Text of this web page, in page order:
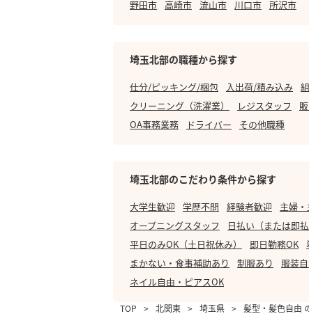
野田市 高崎市 流山市 川口市 所沢市
埼玉北部の職種から探す
仕分/ピッキング/梱包 入出荷/積み込み
クリーニング（洗濯業）
レジスタッフ
OA事務業務
ドライバー その他職種
埼玉北部のこだわり条件から探す
大学生歓迎 学歴不問 経験者歓迎 主婦
オープニングスタッフ
日払い（または即払
平日のみOK（土日祝休み）
即日勤務OK
まかない・食事補助あり
制服あり 服装
ネイル自由・ピアスOK
TOP > 北関東 > 埼玉県 > 髪型・髪色自由